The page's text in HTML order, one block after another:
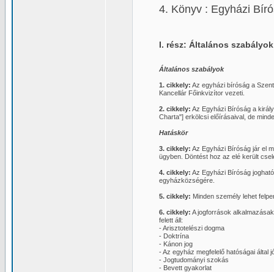
4. Könyv : Egyházi
I. rész: Általános
Általános szabályok
1. cikkely: Az egyházi bíróság a
Kancellár Főinkvizítor vezeti.
2. cikkely: Az Egyházi Bíróság a
Charta"] erkölcsi előírásaival, de
Hatáskör
3. cikkely: Az Egyházi Bíróság jár el
ügyben. Döntést hoz az elé került
4. cikkely: Az Egyházi Bíróság
egyházközségére.
5. cikkely: Minden személy lehet
6. cikkely: A jogforrások
felett áll:
- Arisztotelészi dogma
- Doktrína
- Kánon jog
- Az egyház megfelelő hatóságai által
- Jogtudományi szokás
- Bevett gyakorlat